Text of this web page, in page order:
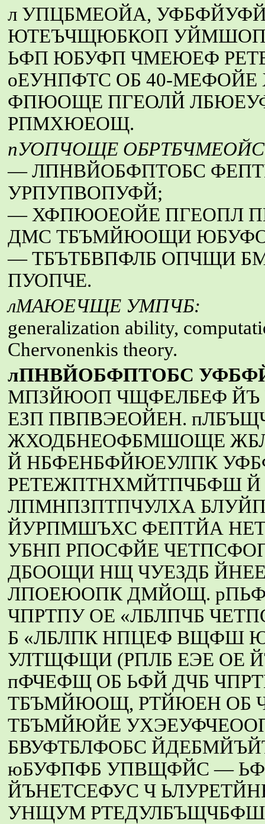
л УПЦБМЕОЙА,
ЮТЕЪЧЩЮБКОП УЙМШОП
ЬФП ЮБУФП ЧМЕЮЕФ
оЕУНПФТС ОБ 40-
ФПЮОЩЕ ПГЕОЛЙ
РПМХЮЕОЩ.
пУОПЧОЩЕ
— ЛПНВЙОБФПТОБС
УРПУПВОПУФЙ;
— ХФПЮОЕОЙЕ ПГЕОПЛ
ДМС ТБЪМЙЮОЩИ
— ТБЪТБВПФЛБ ОПЧЩИ
ПУОПЧЕ.
лМАЮЕЧЩЕ УМПЧБ:
generalization ability,
Chervonenkis theory.
лПНВЙОБФПТОБС
МПЗЙЮОП ЧЩФЕЛБЕФ ЙЪ
ЕЗП ПВПВЭЕОЙЕН.
ЖХОДБНЕОФБМШОЩЕ
Й НБФЕНБФЙЮЕУЛПК
РЕТЕЖПТНХМЙТПЧБФШ
ЛПМНПЗПТПЧУЛХА
ЙУРПМШЪХС ФЕПТЙА
УБНП РПОСФЙЕ
ДБООЩИ НЩ ЧУЕЗДБ
ЛПОЕЮОПК ДМЙОЩ.
ЧПРТПУ ОЕ «ЛБЛПЧБ
Б «ЛБЛПК НПЦЕФ ВЩФШ
УЛТЩФЩИ (РПЛБ ЕЭЕ ОЕ
пФЧЕФЩ ОБ ЬФЙ ДЧБ
ТБЪМЙЮОЩ, РТЙЮЕН ОБ
ТБЪМЙЮЙЕ
БВУФТБЛФОБС
юБУФПФБ УПВЩФЙС —
ЙЪНЕТСЕФУС Ч
УНЩУМ